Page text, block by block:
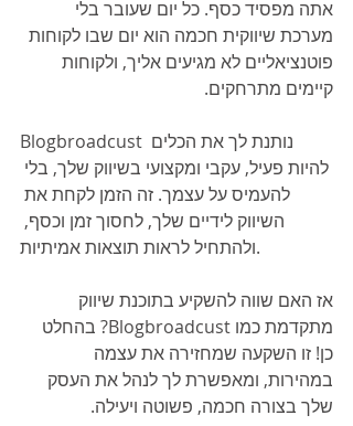
אתה מפסיד כסף. כל יום שעובר בלי
מערכת שיווקית חכמה הוא יום שבו לקוחות
פוטנציאליים לא מגיעים אליך, ולקוחות
קיימים מתרחקים.
Blogbroadcust נותנת לך את הכלים
להיות פעיל, עקבי ומקצועי בשיווק שלך, בלי
להעמיס על עצמך. זה הזמן לקחת את
השיווק לידיים שלך, לחסוך זמן וכסף,
ולהתחיל לראות תוצאות אמיתיות.
אז האם שווה להשקיע בתוכנת שיווק
מתקדמת כמו Blogbroadcust? בהחלט
כן! זו השקעה שמחזירה את עצמה
במהירות, ומאפשרת לך לנהל את העסק
שלך בצורה חכמה, פשוטה ויעילה.